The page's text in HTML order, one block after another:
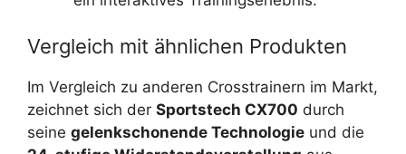
Vergleich mit ähnlichen Produkten
Im Vergleich zu anderen Crosstrainern im Markt,
zeichnet sich der Sportstech CX700 durch
seine gelenkschonende Technologie und die